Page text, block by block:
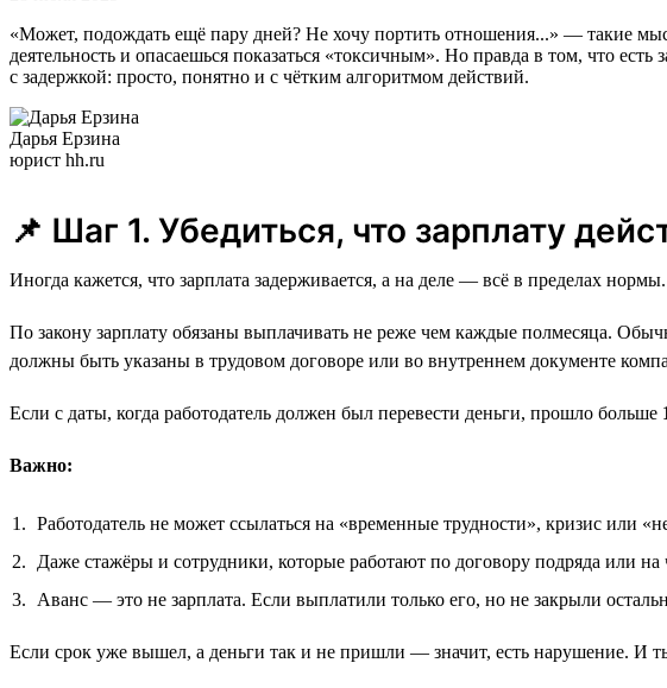
«Может, подождать ещё пару дней? Не хочу портить отношения...» — такие
деятельность и опасаешься показаться «токсичным». Но правда в том, что
с задержкой: просто, понятно и с чётким алгоритмом действий.
Дарья Ерзина
юрист hh.ru
📌 Шаг 1. Убедиться, что зарплату
Иногда кажется, что зарплата задерживается, а на деле — всё в пределах
По закону зарплату обязаны выплачивать не реже чем каждые полмесяца.
должны быть указаны в трудовом договоре или во внутреннем документе
Если с даты, когда работодатель должен был перевести деньги, прошло больше
Важно:
Работодатель не может ссылаться на «временные трудности», кризис или
Даже стажёры и сотрудники, которые работают по договору подряда или
Аванс — это не зарплата. Если выплатили только его, но не закрыли
Если срок уже вышел, а деньги так и не пришли — значит, есть нарушение. И